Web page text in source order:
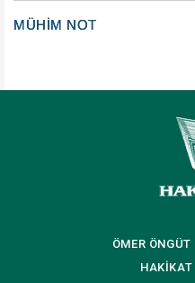
MÜHİM NOT
ÖMER ÖNGÜT
HAKİKAT